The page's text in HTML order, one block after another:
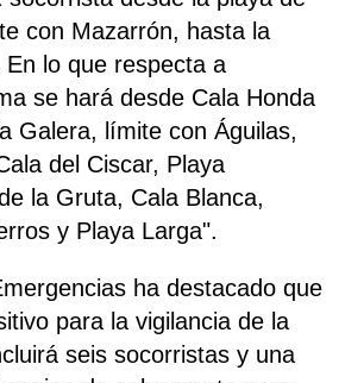
con Mazarrón, hasta la
En lo que respecta a
se hará desde Cala Honda
Galera, límite con Águilas,
del Ciscar, Playa
la Gruta, Cala Blanca,
y Playa Larga".
ha destacado que
para la vigilancia de la
seis socorristas y una